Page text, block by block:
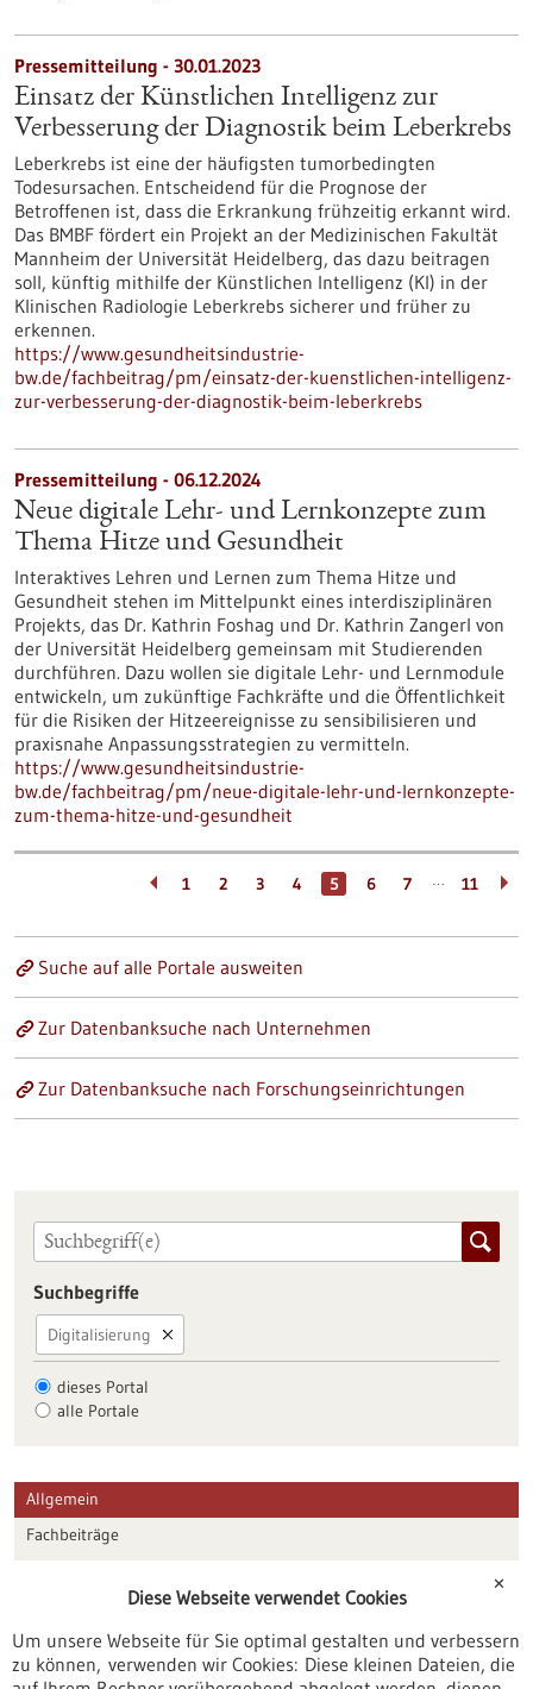
Pressemitteilung - 30.01.2023
Einsatz der Künstlichen Intelligenz zur
Verbesserung der Diagnostik beim Leberkrebs
Leberkrebs ist eine der häufigsten tumorbedingten
Todesursachen. Entscheidend für die Prognose der
Betroffenen ist, dass die Erkrankung frühzeitig erkannt wird.
Das BMBF fördert ein Projekt an der Medizinischen Fakultät
Mannheim der Universität Heidelberg, das dazu beitragen
soll, künftig mithilfe der Künstlichen Intelligenz (KI) in der
Klinischen Radiologie Leberkrebs sicherer und früher zu
erkennen.
https://www.gesundheitsindustrie-
bw.de/fachbeitrag/pm/einsatz-der-kuenstlichen-intelligenz-
zur-verbesserung-der-diagnostik-beim-leberkrebs
Pressemitteilung - 06.12.2024
Neue digitale Lehr- und Lernkonzepte zum
Thema Hitze und Gesundheit
Interaktives Lehren und Lernen zum Thema Hitze und
Gesundheit stehen im Mittelpunkt eines interdisziplinären
Projekts, das Dr. Kathrin Foshag und Dr. Kathrin Zangerl von
der Universität Heidelberg gemeinsam mit Studierenden
durchführen. Dazu wollen sie digitale Lehr- und Lernmodule
entwickeln, um zukünftige Fachkräfte und die Öffentlichkeit
für die Risiken der Hitzeereignisse zu sensibilisieren und
praxisnahe Anpassungsstrategien zu vermitteln.
https://www.gesundheitsindustrie-
bw.de/fachbeitrag/pm/neue-digitale-lehr-und-lernkonzepte-
zum-thema-hitze-und-gesundheit
1 2 3 4 5 6 7 … 11
Suche auf alle Portale ausweiten
Zur Datenbanksuche nach Unternehmen
Zur Datenbanksuche nach Forschungseinrichtungen
Suchbegriffe
Digitalisierung
dieses Portal
alle Portale
Allgemein
Fachbeiträge
Veranstaltungen
Erscheinungsdatum
✕
Diese Webseite verwendet Cookies
Um unsere Webseite für Sie optimal gestalten und verbessern
zu können, verwenden wir Cookies: Diese kleinen Dateien, die